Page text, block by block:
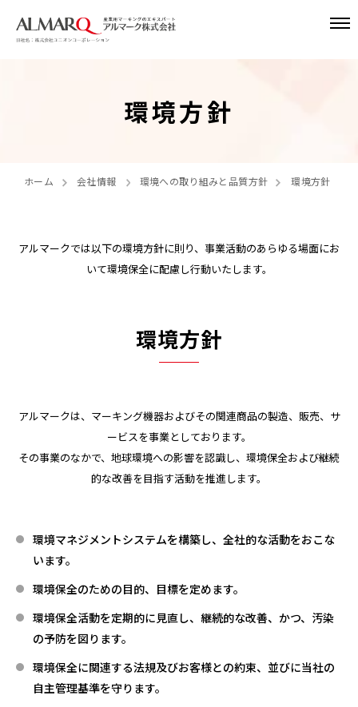
環境方針
ホーム 会社情報 環境への取り組みと品質方針 環境方針
アルマークでは以下の環境方針に則り、事業活動のあらゆる場面にお
いて環境保全に配慮し行動いたします。
環境方針
アルマークは、マーキング機器およびその関連商品の製造、販売、サ
ービスを事業としております。
その事業のなかで、地球環境への影響を認識し、環境保全および継続
的な改善を目指す活動を推進します。
環境マネジメントシステムを構築し、全社的な活動をおこな
います。
環境保全のための目的、目標を定めます。
環境保全活動を定期的に見直し、継続的な改善、かつ、汚染
の予防を図ります。
環境保全に関連する法規及びお客様との約束、並びに当社の
自主管理基準を守ります。